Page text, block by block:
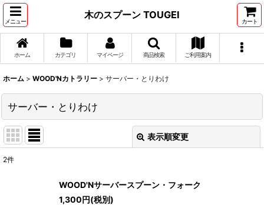
メニュー
木のスプーン TOUGEI
カート
ホーム カテゴリ マイページ 商品検索 ご利用案内
ホーム > WOOD'Nカトラリー > サーバー・とりわけ
サーバー・とりわけ
表示順変更
2件
WOOD'Nサーバースプーン・フォーク
1,300円(税別)